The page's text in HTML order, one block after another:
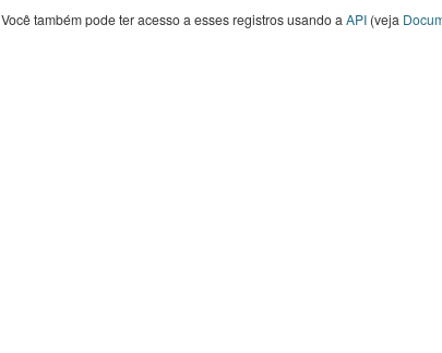
Você também pode ter acesso a esses registros usando a API(veja